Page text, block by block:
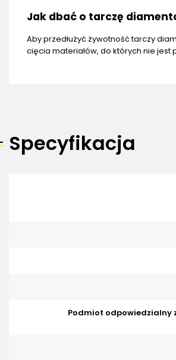
Jak dbać o tarczę
Aby przedłużyć żywotność tarczy
cięcia materiałów, do których nie jest
Specyfikacja
Podmiot odpowiedzialny